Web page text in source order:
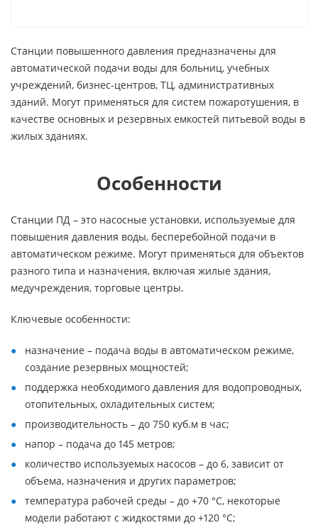
Станции повышенного давления предназначены для
автоматической подачи воды для больниц, учебных
учреждений, бизнес-центров, ТЦ, административных
зданий. Могут применяться для систем пожаротушения, в
качестве основных и резервных емкостей питьевой воды в
жилых зданиях.
Особенности
Станции ПД – это насосные установки, используемые для
повышения давления воды, бесперебойной подачи в
автоматическом режиме. Могут применяться для объектов
разного типа и назначения, включая жилые здания,
медучреждения, торговые центры.
Ключевые особенности:
назначение – подача воды в автоматическом режиме,
создание резервных мощностей;
поддержка необходимого давления для водопроводных,
отопительных, охладительных систем;
производительность – до 750 куб.м в час;
напор – подача до 145 метров;
количество используемых насосов – до 6, зависит от
объема, назначения и других параметров;
температура рабочей среды – до +70 °С, некоторые
модели работают с жидкостями до +120 °С;